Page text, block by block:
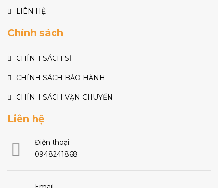
LIÊN HỆ
Chính sách
CHÍNH SÁCH SỈ
CHÍNH SÁCH BẢO HÀNH
CHÍNH SÁCH VẬN CHUYỂN
Liên hệ
Điện thoại:
0948241868